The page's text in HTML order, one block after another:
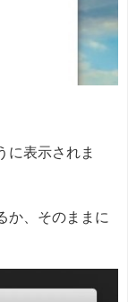
に表示されま
か、そのままに